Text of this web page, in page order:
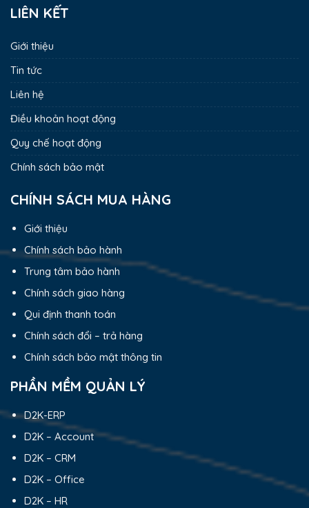
LIÊN KẾT
Giới thiệu
Tin tức
Liên hệ
Điều khoản hoạt động
Quy chế hoạt động
Chính sách bảo mật
CHÍNH SÁCH MUA HÀNG
Giới thiệu
Chính sách bảo hành
Trung tâm bảo hành
Chính sách giao hàng
Qui định thanh toán
Chính sách đổi – trả hàng
Chính sách bảo mật thông tin
PHẦN MỀM QUẢN LÝ
D2K-ERP
D2K – Account
D2K – CRM
D2K – Office
D2K – HR